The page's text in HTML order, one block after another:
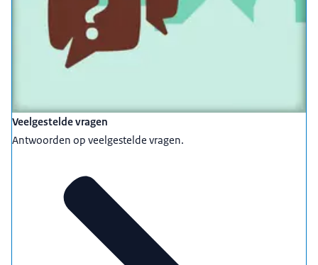
Veelgestelde vragen
Antwoorden op veelgestelde vragen.